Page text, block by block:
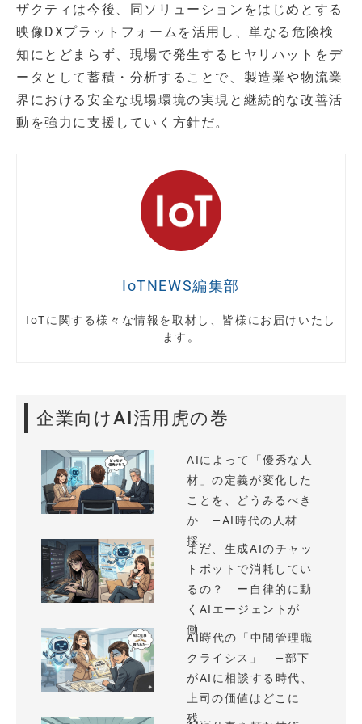
ザクティは今後、同ソリューションをはじめとする
映像DXプラットフォームを活用し、単なる危険検
知にとどまらず、現場で発生するヒヤリハットをデ
ータとして蓄積・分析することで、製造業や物流業
界における安全な現場環境の実現と継続的な改善活
動を強力に支援していく方針だ。
IoTNEWS編集部
IoTに関する様々な情報を取材し、皆様にお届けいたし
ます。
企業向けAI活用虎の巻
AIによって「優秀な人
材」の定義が変化した
ことを、どうみるべき
か —AI時代の人材
採...
まだ、生成AIのチャッ
トボットで消耗してい
るの？ ー自律的に動
くAIエージェントが
働...
AI時代の「中間管理職
クライシス」 —部下
がAIに相談する時代、
上司の価値はどこに
残...